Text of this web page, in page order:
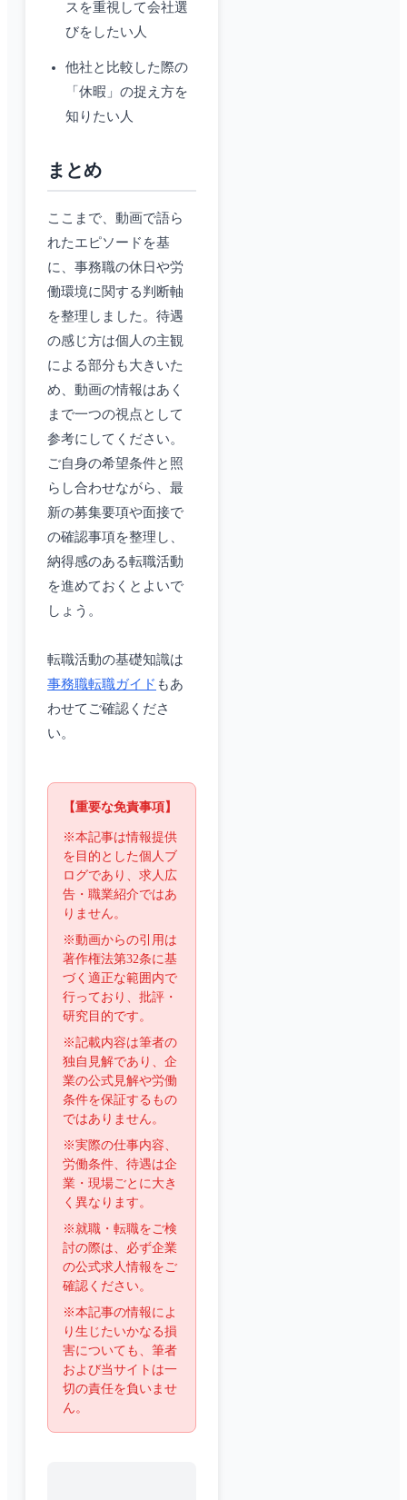
スを重視して会社選
びをしたい人
他社と比較した際の
「休暇」の捉え方を
知りたい人
まとめ
ここまで、動画で語ら
れたエピソードを基
に、事務職の休日や労
働環境に関する判断軸
を整理しました。待遇
の感じ方は個人の主観
による部分も大きいた
め、動画の情報はあく
まで一つの視点として
参考にしてください。
ご自身の希望条件と照
らし合わせながら、最
新の募集要項や面接で
の確認事項を整理し、
納得感のある転職活動
を進めておくとよいで
しょう。
転職活動の基礎知識は
事務職転職ガイド もあ
わせてご確認くださ
い。
【重要な免責事項】
※本記事は情報提供
を目的とした個人ブ
ログであり、求人広
告・職業紹介ではあ
りません。
※動画からの引用は
著作権法第32条に基
づく適正な範囲内で
行っており、批評・
研究目的です。
※記載内容は筆者の
独自見解であり、企
業の公式見解や労働
条件を保証するもの
ではありません。
※実際の仕事内容、
労働条件、待遇は企
業・現場ごとに大き
く異なります。
※就職・転職をご検
討の際は、必ず企業
の公式求人情報をご
確認ください。
※本記事の情報によ
り生じたいかなる損
害についても、筆者
および当サイトは一
切の責任を負いませ
ん。